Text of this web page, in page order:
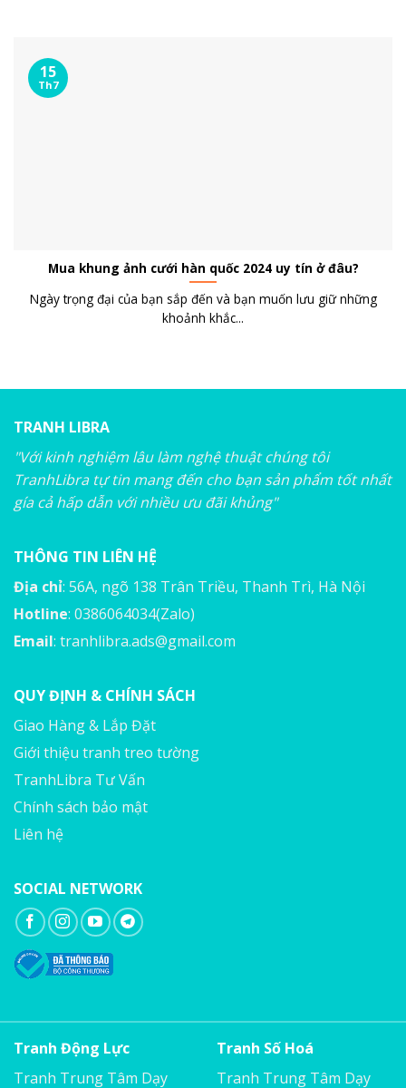
Mua khung ảnh cưới hàn quốc 2024 uy tín ở đâu?
Ngày trọng đại của bạn sắp đến và bạn muốn lưu giữ những
khoảnh khắc...
15
Th7
TRANH LIBRA
"Với kinh nghiệm lâu làm nghệ thuật chúng tôi
TranhLibra tự tin mang đến cho bạn sản phẩm tốt nhất
gía cả hấp dẫn với nhiều ưu đãi khủng"
THÔNG TIN LIÊN HỆ
Địa chỉ: 56A, ngõ 138 Trân Triều, Thanh Trì, Hà Nội
Hotline: 0386064034(Zalo)
Email: tranhlibra.ads@gmail.com
QUY ĐỊNH & CHÍNH SÁCH
Giao Hàng & Lắp Đặt
Giới thiệu tranh treo tường
TranhLibra Tư Vấn
Chính sách bảo mật
Liên hệ
SOCIAL NETWORK
Tranh Động Lực
Tranh Trung Tâm Dạy
Tranh Số Hoá
Tranh Trung Tâm Dạy